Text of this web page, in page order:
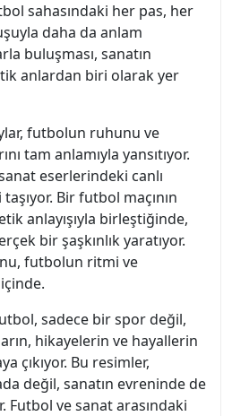
sahasındaki her pas, her
daha da anlam
buluşması, sanatın
anlardan biri olarak yer
futbolun ruhunu ve
tam anlamıyla yansıtıyor.
eserlerindeki canlı
Bir futbol maçının
anlayışıyla birleştiğinde,
bir şaşkınlık yaratıyor.
futbolun ritmi ve
sadece bir spor değil,
hikayelerin ve hayallerin
çıkıyor. Bu resimler,
değil, sanatın evreninde de
Futbol ve sanat arasındaki